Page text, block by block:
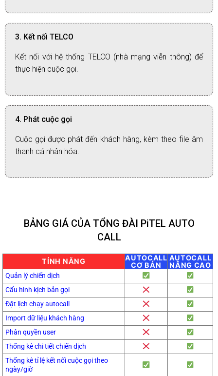
3. Kết nối TELCO
Kết nối với hệ thống TELCO (nhà mạng viễn thông) để
thực hiện cuộc gọi.
4. Phát cuộc gọi
Cuộc gọi được phát đến khách hàng, kèm theo file âm
thanh cá nhân hóa.
BẢNG GIÁ CỦA TỔNG ĐÀI PiTEL AUTO
CALL
TÍNH NĂNG
AUTOCALL
CƠ BẢN
AUTOCALL
NÂNG CAO
Quản lý chiến dịch
Cấu hình kịch bản gọi
Đặt lịch chạy autocall
Import dữ liệu khách hàng
Phân quyền user
Thống kê chi tiết chiến dịch
Thống kê tỉ lệ kết nối cuộc gọi theo
ngày/giờ